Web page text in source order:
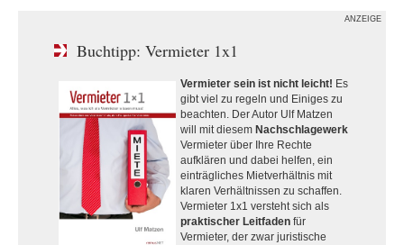
ANZEIGE
Buchtipp: Vermieter 1x1
Vermieter sein ist nicht leicht! Es
gibt viel zu regeln und Einiges zu
beachten. Der Autor Ulf Matzen
will mit diesem Nachschlagewerk
Vermieter über Ihre Rechte
aufklären und dabei helfen, ein
einträgliches Mietverhältnis mit
klaren Verhältnissen zu schaffen.
Vermieter 1x1 versteht sich als
praktischer Leitfaden für
Vermieter, der zwar juristische